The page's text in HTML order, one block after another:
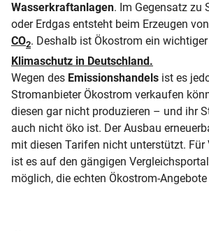
Wasserkraftanlagen. Im Gegensatz zu
oder Erdgas entsteht beim Erzeugen
CO2. Deshalb ist Ökostrom ein
Klimaschutz in Deutschland.
Wegen des Emissionshandels ist es
Stromanbieter Ökostrom verkaufen
diesen gar nicht produzieren – und ihr
auch nicht öko ist. Der Ausbau
mit diesen Tarifen nicht unterstützt. Für
ist es auf den gängigen
möglich, die echten Ökostrom-